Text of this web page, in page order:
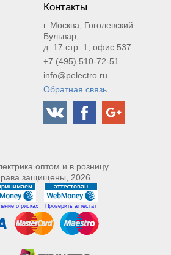
Контакты
г. Москва, Гоголевский
Бульвар,
д. 17 стр. 1, офис 537
+7 (495) 510-72-51
info@pelectro.ru
Обратная связь
оптом и в розницу.
защищены, 2026
о рисках Проверить аттестат